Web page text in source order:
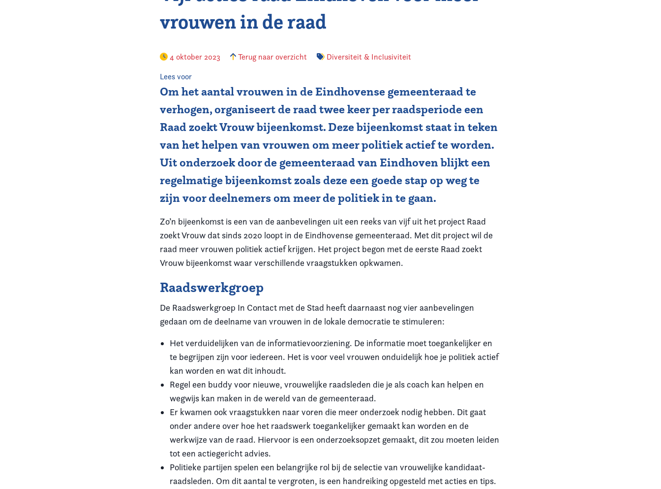
vrouwen in de raad
4 oktober 2023 Terug naar overzicht Diversiteit & Inclusiviteit
Lees voor
Om het aantal vrouwen in de Eindhovense gemeenteraad te
verhogen, organiseert de raad twee keer per raadsperiode een
Raad zoekt Vrouw bijeenkomst. Deze bijeenkomst staat in teken
van het helpen van vrouwen om meer politiek actief te worden.
Uit onderzoek door de gemeenteraad van Eindhoven blijkt een
regelmatige bijeenkomst zoals deze een goede stap op weg te
zijn voor deelnemers om meer de politiek in te gaan.
Zo’n bijeenkomst is een van de aanbevelingen uit een reeks van vijf uit het project Raad
zoekt Vrouw dat sinds 2020 loopt in de Eindhovense gemeenteraad. Met dit project wil de
raad meer vrouwen politiek actief krijgen. Het project begon met de eerste Raad zoekt
Vrouw bijeenkomst waar verschillende vraagstukken opkwamen.
Raadswerkgroep
De Raadswerkgroep In Contact met de Stad heeft daarnaast nog vier aanbevelingen
gedaan om de deelname van vrouwen in de lokale democratie te stimuleren:
Het verduidelijken van de informatievoorziening. De informatie moet toegankelijker en
te begrijpen zijn voor iedereen. Het is voor veel vrouwen onduidelijk hoe je politiek actief
kan worden en wat dit inhoudt.
Regel een buddy voor nieuwe, vrouwelijke raadsleden die je als coach kan helpen en
wegwijs kan maken in de wereld van de gemeenteraad.
Er kwamen ook vraagstukken naar voren die meer onderzoek nodig hebben. Dit gaat
onder andere over hoe het raadswerk toegankelijker gemaakt kan worden en de
werkwijze van de raad. Hiervoor is een onderzoeksopzet gemaakt, dit zou moeten leiden
tot een actiegericht advies.
Politieke partijen spelen een belangrijke rol bij de selectie van vrouwelijke kandidaat-
raadsleden. Om dit aantal te vergroten, is een handreiking opgesteld met acties en tips.